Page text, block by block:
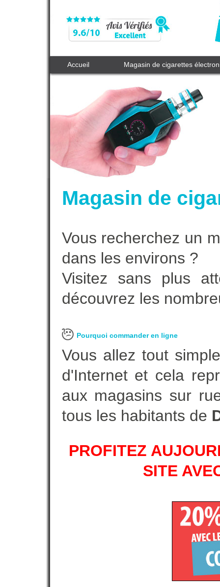
Accueil Magasin de cigarettes
Magasin de
Vous recherchez un
dans les environs ?
Visitez sans plus
découvrez les
Pourquoi commander en ligne
Vous allez tout
d'Internet et cela
aux magasins sur
tous les habitants de
PROFITEZ
SITE